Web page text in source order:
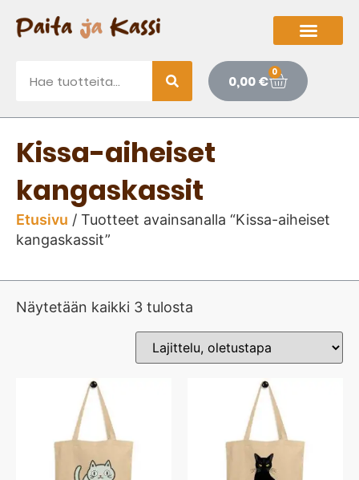
0,00€
0
Kissa-aiheiset
kangaskassit
Etusivu / Tuotteet avainsanalla “Kissa-aiheiset
kangaskassit”
Näytetään kaikki 3 tulosta